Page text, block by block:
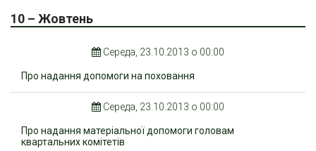
10 – Жовтень
Середа, 23.10.2013 о 00:00
Про надання допомоги на поховання
Середа, 23.10.2013 о 00:00
Про надання матеріальної допомоги головам
квартальних комітетів